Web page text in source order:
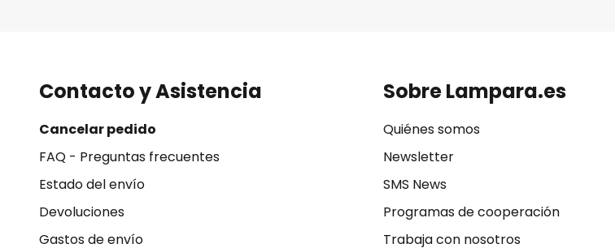
Contacto y Asistencia
Cancelar pedido
FAQ - Preguntas frecuentes
Estado del envío
Devoluciones
Gastos de envío
Sobre Lampara.es
Quiénes somos
Newsletter
SMS News
Programas de cooperación
Trabaja con nosotros